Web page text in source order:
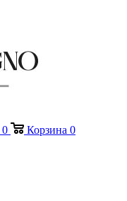
0 Корзина 0